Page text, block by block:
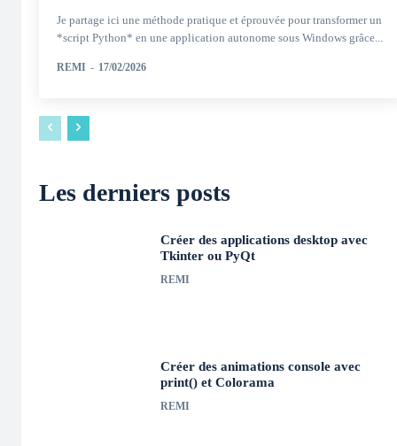
Je partage ici une méthode pratique et éprouvée pour transformer un
*script Python* en une application autonome sous Windows grâce...
REMI - 17/02/2026
Les derniers posts
Créer des applications desktop avec
Tkinter ou PyQt
REMI
Créer des animations console avec
print() et Colorama
REMI